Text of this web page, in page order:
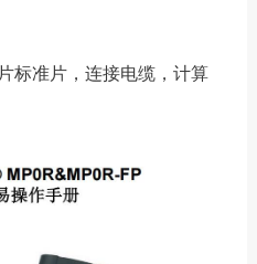
标准片，连接电缆，计算